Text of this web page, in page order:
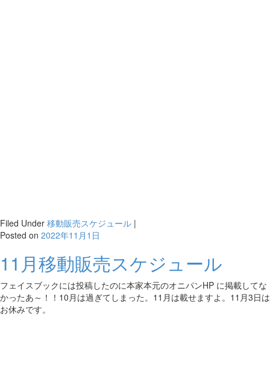
Filed Under 移動販売スケジュール |
Posted on 2022年11月1日
11月移動販売スケジュール
フェイスブックには投稿したのに本家本元のオニパンHP に掲載してな
かったあ～！！10月は過ぎてしまった。11月は載せますよ。11月3日は
お休みです。